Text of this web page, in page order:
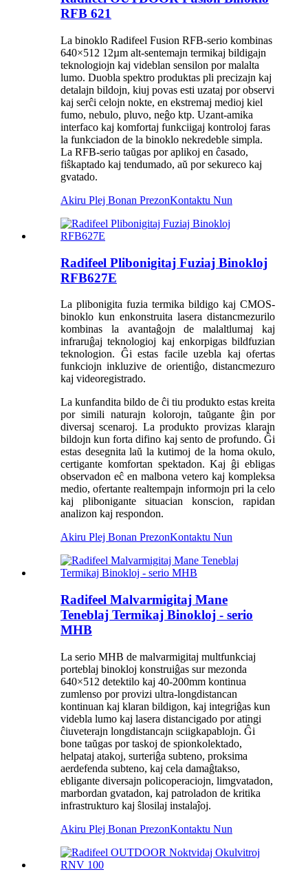
RFB 621
La binoklo Radifeel Fusion RFB-serio kombinas
640×512 12µm alt-sentemajn termikaj bildigajn
teknologiojn kaj videblan sensilon por malalta
lumo. Duobla spektro produktas pli precizajn kaj
detalajn bildojn, kiuj povas esti uzataj por observi
kaj serĉi celojn nokte, en ekstremaj medioj kiel
fumo, nebulo, pluvo, neĝo ktp. Uzant-amika
interfaco kaj komfortaj funkciigaj kontroloj faras
la funkciadon de la binoklo nekredeble simpla.
La RFB-serio taŭgas por aplikoj en ĉasado,
fiŝkaptado kaj tendumado, aŭ por sekureco kaj
gvatado.
Akiru Plej Bonan PrezonKontaktu Nun
Radifeel Plibonigitaj Fuziaj Binokloj
RFB627E
La plibonigita fuzia termika bildigo kaj CMOS-
binoklo kun enkonstruita lasera distancmezurilo
kombinas la avantaĝojn de malaltlumaj kaj
infraruĝaj teknologioj kaj enkorpigas bildfuzian
teknologion. Ĝi estas facile uzebla kaj ofertas
funkciojn inkluzive de orientiĝo, distancmezuro
kaj videoregistrado.
La kunfandita bildo de ĉi tiu produkto estas kreita
por simili naturajn kolorojn, taŭgante ĝin por
diversaj scenaroj. La produkto provizas klarajn
bildojn kun forta difino kaj sento de profundo. Ĝi
estas desegnita laŭ la kutimoj de la homa okulo,
certigante komfortan spektadon. Kaj ĝi ebligas
observadon eĉ en malbona vetero kaj kompleksa
medio, ofertante realtempajn informojn pri la celo
kaj plibonigante situacian konscion, rapidan
analizon kaj respondon.
Akiru Plej Bonan PrezonKontaktu Nun
Radifeel Malvarmigitaj Mane
Teneblaj Termikaj Binokloj - serio
MHB
La serio MHB de malvarmigitaj multfunkciaj
porteblaj binokloj konstruiĝas sur mezonda
640×512 detektilo kaj 40-200mm kontinua
zumlenso por provizi ultra-longdistancan
kontinuan kaj klaran bildigon, kaj integriĝas kun
videbla lumo kaj lasera distancigado por atingi
ĉiuveterajn longdistancajn sciigkapablojn. Ĝi
bone taŭgas por taskoj de spionkolektado,
helpataj atakoj, surteriĝa subteno, proksima
aerdefenda subteno, kaj cela damaĝtakso,
ebligante diversajn policoperaciojn, limgvatadon,
marbordan gvatadon, kaj patroladon de kritika
infrastrukturo kaj ŝlosilaj instalaĵoj.
Akiru Plej Bonan PrezonKontaktu Nun